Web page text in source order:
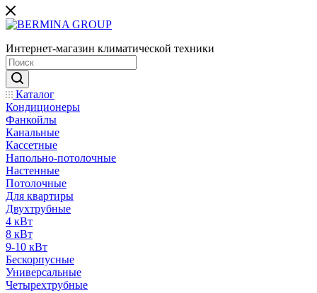
Интернет-магазин климатической техники
Каталог
Кондиционеры
Фанкойлы
Канальные
Кассетные
Напольно-потолочные
Настенные
Потолочные
Для квартиры
Двухтрубные
4 кВт
8 кВт
9-10 кВт
Бескорпусные
Универсальные
Четырехтрубные